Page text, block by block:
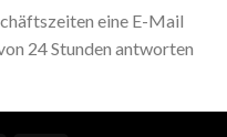
eine E-Mail
24 Stunden antworten